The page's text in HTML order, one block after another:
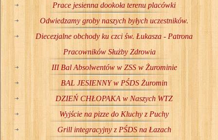
Prace jesienna dookoła terenu placówki
Odwiedzamy groby naszych byłych uczestników.
Diecezjalne obchody ku czci św. Łukasza - Patrona
Pracowników Służby Zdrowia
III Bal Absolwentów w ZSS w Żurominie
BAL JESIENNY w PŚDS Żuromin
DZIEŃ CHŁOPAKA w Naszych WTZ
Wyjście na pizze do Kluchy z Puchy
Grill integracyjny z PŚDS na Łazach